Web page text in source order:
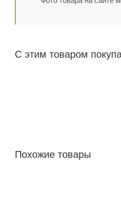
С этим товаром
Похожие товары